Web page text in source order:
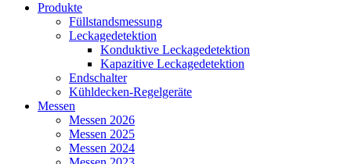
Produkte
Füllstandsmessung
Leckagedetektion
Konduktive Leckagedetektion
Kapazitive Leckagedetektion
Endschalter
Kühldecken-Regelgeräte
Messen
Messen 2026
Messen 2025
Messen 2024